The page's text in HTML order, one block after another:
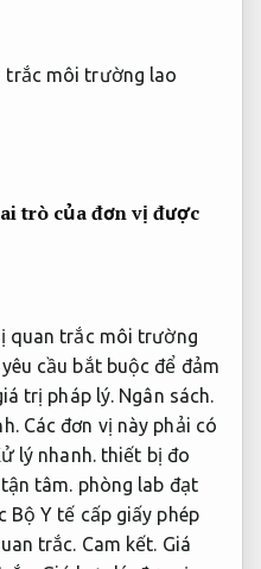
trò của đơn vị được
quan trắc môi trường
cầu bắt buộc để đảm
trị pháp lý. Ngân sách.
Các đơn vị này phải có
lý nhanh.thiết bị đo
tâm. phòng lab đạt
Bộ Y tế cấp giấy phép
trắc. Cam kết. Giá